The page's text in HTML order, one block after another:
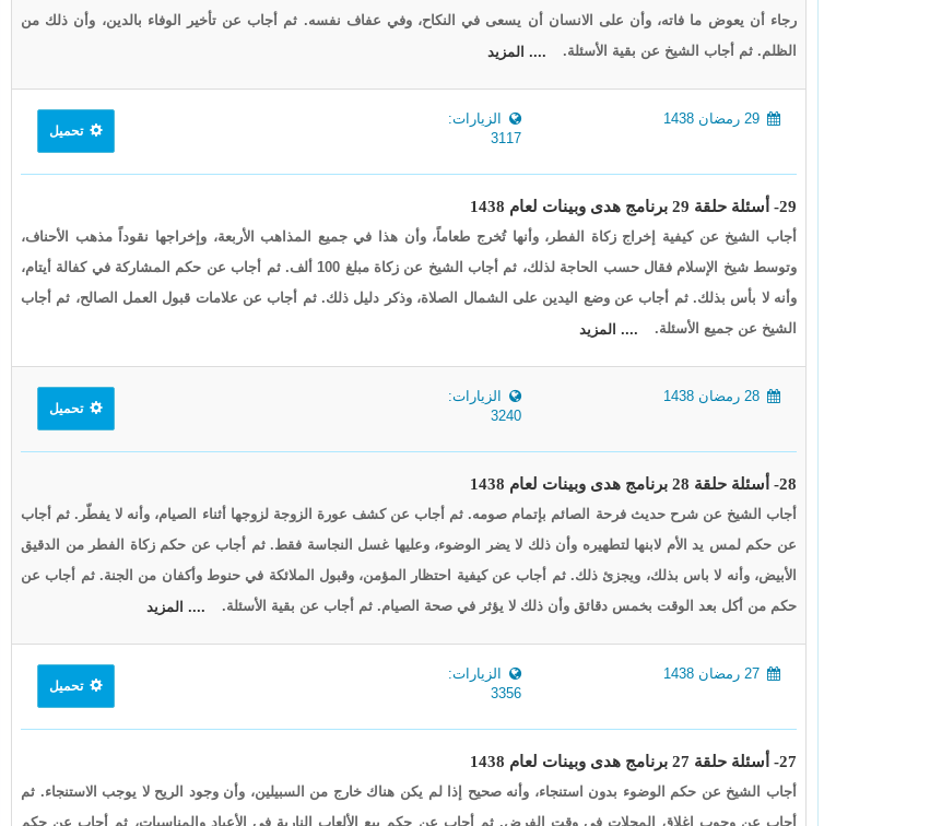
رجاء أن يعوض ما فاته، وأن على الانسان أن يسعى في النكاح، وفي عفاف نفسه. ثم أجاب عن تأخير الوفاء بالدين، وأن ذلك من
الظلم. ثم أجاب الشيخ عن بقية الأسئلة.
.... المزيد
الزيارات:
3117
تحميل
29- أسئلة حلقة 29 برنامج هدى وبينات لعام 1438
أجاب الشيخ عن كيفية إخراج زكاة الفطر، وأنها تُخرج طعاماً، وأن هذا في جميع المذاهب الأربعة، وإخراجها نقوداً مذهب الأحناف،
وتوسط شيخ الإسلام فقال حسب الحاجة لذلك، ثم أجاب الشيخ عن زكاة مبلغ 100 ألف. ثم أجاب عن حكم المشاركة في كفالة أيتام،
وأنه لا بأس بذلك. ثم أجاب عن وضع اليدين على الشمال الصلاة، وذكر دليل ذلك. ثم أجاب عن علامات قبول العمل الصالح، ثم أجاب
الشيخ عن جميع الأسئلة.
.... المزيد
الزيارات:
3240
تحميل
28- أسئلة حلقة 28 برنامج هدى وبينات لعام 1438
أجاب الشيخ عن شرح حديث فرحة الصائم بإتمام صومه. ثم أجاب عن كشف عورة الزوجة لزوجها أثناء الصيام، وأنه لا يفطّر. ثم أجاب
عن حكم لمس يد الأم لابنها لتطهيره وأن ذلك لا يضر الوضوء، وعليها غسل النجاسة فقط. ثم أجاب عن حكم زكاة الفطر من الدقيق
الأبيض، وأنه لا باس بذلك، ويجزئ ذلك. ثم أجاب عن كيفية احتظار المؤمن، وقبول الملائكة في حنوط وأكفان من الجنة. ثم أجاب عن
حكم من أكل بعد الوقت بخمس دقائق وأن ذلك لا يؤثر في صحة الصيام. ثم أجاب عن بقية الأسئلة.
.... المزيد
الزيارات:
3356
تحميل
27- أسئلة حلقة 27 برنامج هدى وبينات لعام 1438
أجاب الشيخ عن حكم الوضوء بدون استنجاء، وأنه صحيح إذا لم يكن هناك خارج من السبيلين، وأن وجود الريح لا يوجب الاستنجاء. ثم
أجاب عن وجوب إغلاق المحلات في وقت الفرض. ثم أجاب عن حكم بيع الألعاب النارية في الأعياد والمناسبات، ثم أجاب عن حكم